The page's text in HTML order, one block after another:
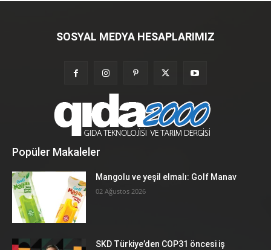
SOSYAL MEDYA HESAPLARIMIZ
Popüler Makaleler
Mangolu ve yeşil elmalı: Golf Manav
02 Ağustos 2026
SKD Türkiye’den COP31 öncesi iş